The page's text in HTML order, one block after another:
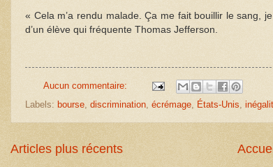
« Cela m’a rendu malade. Ça me fait bouillir le sang,
d’un élève qui fréquente Thomas Jefferson.
Aucun commentaire:
Labels: bourse discrimination écrémage États-Unis
Articles plus récents